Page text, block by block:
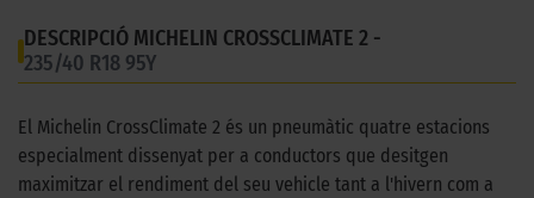
DESCRIPCIÓ MICHELIN CROSSCLIMATE 2 -
235/40 R18 95Y
El Michelin CrossClimate 2 és un pneumàtic quatre estacions
especialment dissenyat per a conductors que desitgen
maximitzar el rendiment del seu vehicle tant a l'hivern com a